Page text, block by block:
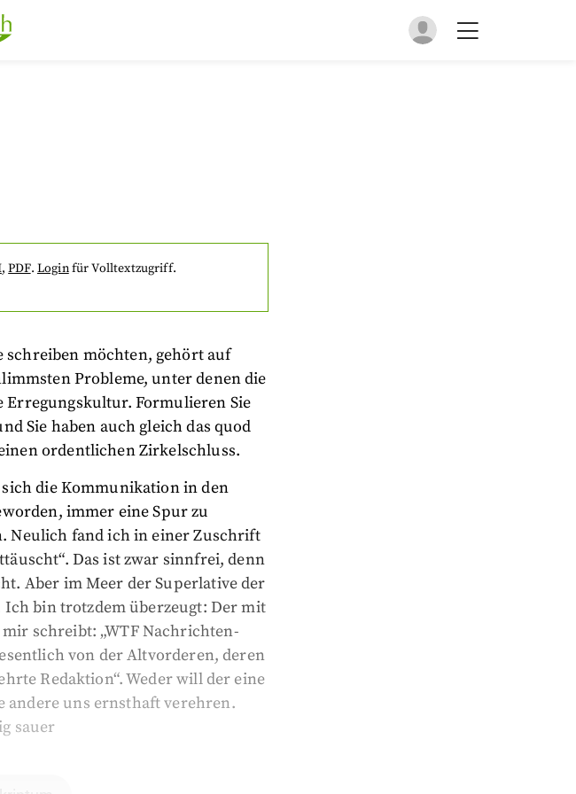
,PDF. Loginfür Volltextzugriff.
schreiben möchten, gehört auf
Probleme, unter denen die
Formulieren Sie
Sie haben auch gleich das quod
ordentlichen Zirkelschluss.
die Kommunikation in den
immer eine Spur zu
Neulich fand ich in einer Zuschrift
Das ist zwar sinnfrei, denn
Aber im Meer der Superlative der
bin trotzdem überzeugt: Der mit
schreibt: „WTF Nachrichten-
von der Altvorderen, deren
Redaktion“. Weder will der eine
andere uns ernsthaft verehren.
sauer